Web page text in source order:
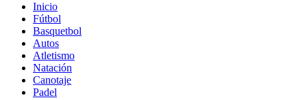
Inicio
Fútbol
Basquetbol
Autos
Atletismo
Natación
Canotaje
Padel